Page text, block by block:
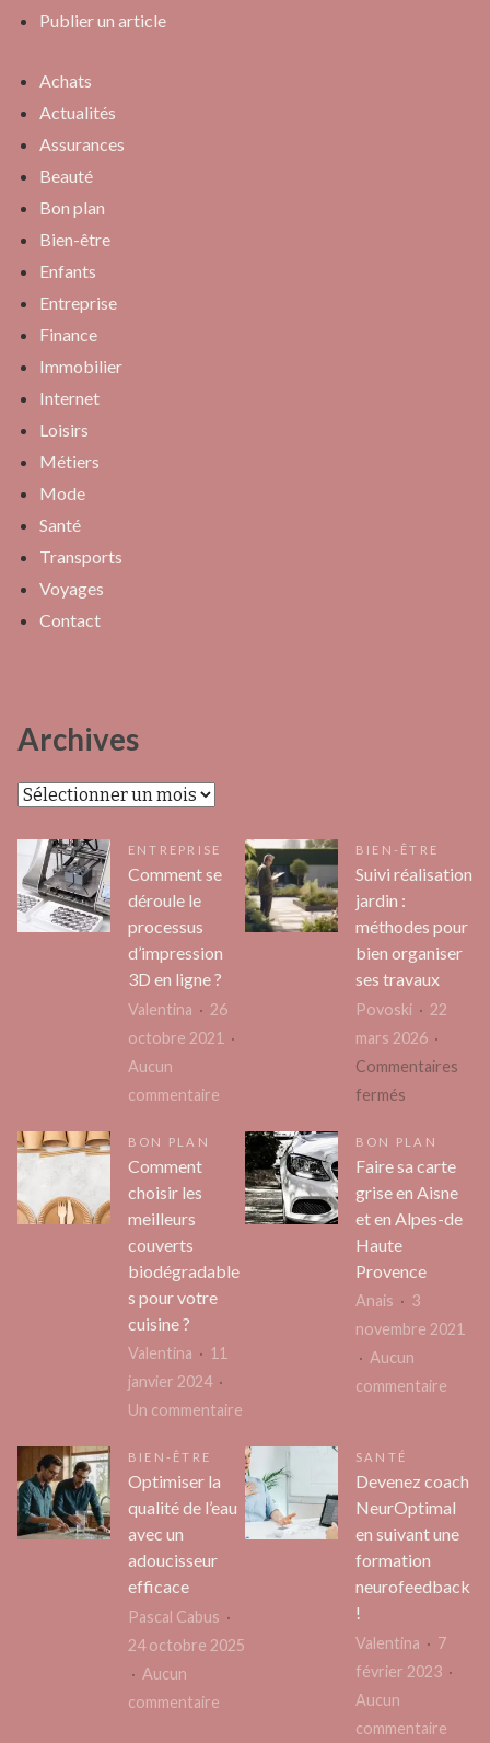
Publier un article
Achats
Actualités
Assurances
Beauté
Bon plan
Bien-être
Enfants
Entreprise
Finance
Immobilier
Internet
Loisirs
Métiers
Mode
Santé
Transports
Voyages
Contact
Archives
Archives
ENTREPRISE
Comment se
déroule le
processus
d’impression
3D en ligne ?
Valentina
26
octobre 2021
Aucun
commentaire
déroule
d’impression
ligne ?
BIEN-ÊTRE
Suivi réalisation
jardin :
méthodes pour
bien organiser
ses travaux
Povoski
22
mars 2026
Commentaires
fermés
réalisation
jardin
bien
organiser
travaux
BON PLAN
Comment
choisir les
meilleurs
couverts
biodégradable
s pour votre
cuisine ?
Valentina
11
janvier 2024
Un commentaire
choisir
les
meilleurs
votre
BON PLAN
Faire sa carte
grise en Aisne
et en Alpes-de
Haute
Provence
Anais
3
novembre 2021
Aucun
commentaire
grise
en
et
de
BIEN-ÊTRE
Optimiser la
qualité de l’eau
avec un
adoucisseur
efficace
Pascal Cabus
24 octobre 2025
Aucun
commentaire
SANTÉ
Devenez coach
NeurOptimal
en suivant une
formation
neurofeedback
!
Valentina
7
février 2023
Aucun
commentaire